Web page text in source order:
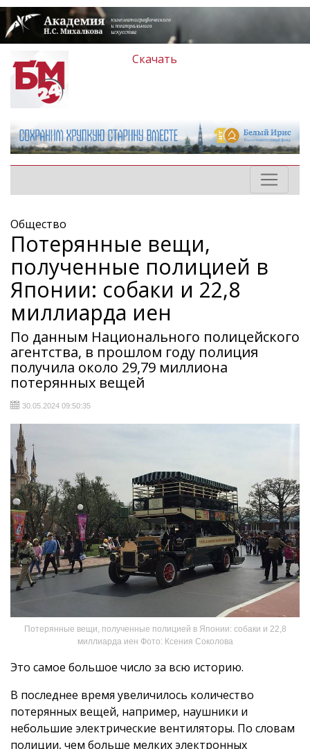
Скачать
Общество
Потерянные вещи,
полученные полицией в
Японии: собаки и 22,8
миллиарда иен
По данным Национального полицейского
агентства, в прошлом году полиция
получила около 29,79 миллиона
потерянных вещей
30.05.2024 09:50:35
Потерянные вещи, полученные полицией в Японии: собаки и 22,8
миллиарда иен Фото: Ксения Соколова
Это самое большое число за всю историю.
В последнее время увеличилось количество
потерянных вещей, например, наушники и
небольшие электрические вентиляторы. По словам
полиции, чем больше мелких электронных